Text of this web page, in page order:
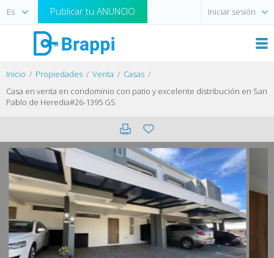
Publicar tu ANUNCIO Iniciar sesión
Inicio Propiedades Venta
Casas
Casa en venta en condominio con patio y excelente distribución en San
Pablo de Heredia#26-1395 GS